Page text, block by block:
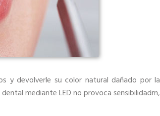
y devolverle su color natural dañado por la
mediante LED no provoca sensibilidadm,